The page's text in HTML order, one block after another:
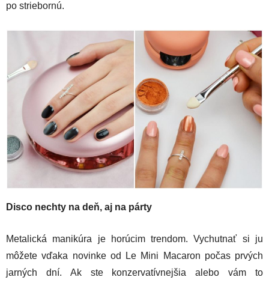
po striebornú.
Disco nechty na deň, aj na párty
Metalická manikúra je horúcim trendom. Vychutnať si ju
môžete vďaka novinke od Le Mini Macaron počas prvých
jarných dní. Ak ste konzervatívnejšia alebo vám to